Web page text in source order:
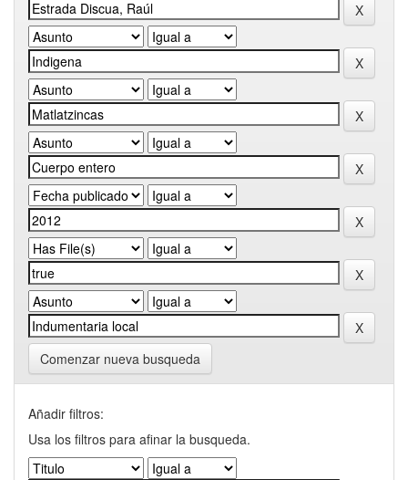
Comenzar nueva busqueda
Añadir filtros:
Usa los filtros para afinar la busqueda.